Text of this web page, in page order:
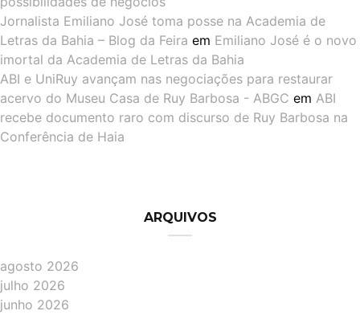
Jornalista Emiliano José toma posse na Academia de
Letras da Bahia – Blog da Feira em Emiliano José é o novo
imortal da Academia de Letras da Bahia
ABI e UniRuy avançam nas negociações para restaurar
acervo do Museu Casa de Ruy Barbosa - ABGC em ABI
recebe documento raro com discurso de Ruy Barbosa na
Conferência de Haia
ARQUIVOS
agosto 2026
julho 2026
junho 2026